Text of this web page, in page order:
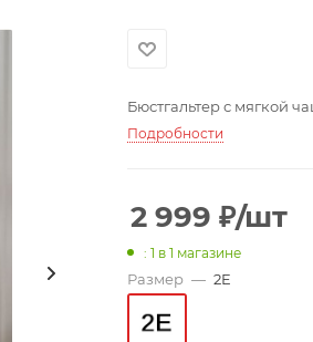
Бюстгальтер с мягкой
Подробности
2 999 ₽/шт
: 1 в 1 магазине
Размер — 2E